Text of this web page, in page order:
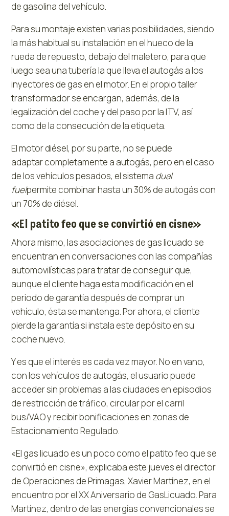
de gasolina del vehículo.
Para su montaje existen varias posibilidades, siendo
la más habitual su instalación en el hueco de la
rueda de repuesto, debajo del maletero, para que
luego sea una tubería la que lleva el autogás a los
inyectores de gas en el motor. En el propio taller
transformador se encargan, además, de la
legalización del coche y del paso por la ITV, así
como de la consecución de la etiqueta.
El motor diésel, por su parte, no se puede
adaptar completamente a autogás, pero en el caso
de los vehículos pesados, el sistema dual
fuelpermite combinar hasta un 30% de autogás con
un 70% de diésel.
«El patito feo que se convirtió en cisne»
Ahora mismo, las asociaciones de gas licuado se
encuentran en conversaciones con las compañías
automovilísticas para tratar de conseguir que,
aunque el cliente haga esta modificación en el
periodo de garantía después de comprar un
vehículo, ésta se mantenga. Por ahora, el cliente
pierde la garantía si instala este depósito en su
coche nuevo.
Y es que el interés es cada vez mayor. No en vano,
con los vehículos de autogás, el usuario puede
acceder sin problemas a las ciudades en episodios
de restricción de tráfico, circular por el carril
bus/VAO y recibir bonificaciones en zonas de
Estacionamiento Regulado.
«El gas licuado es un poco como el patito feo que se
convirtió en cisne», explicaba este jueves el director
de Operaciones de Primagas, Xavier Martínez, en el
encuentro por el XX Aniversario de GasLicuado. Para
Martínez, dentro de las energías convencionales se